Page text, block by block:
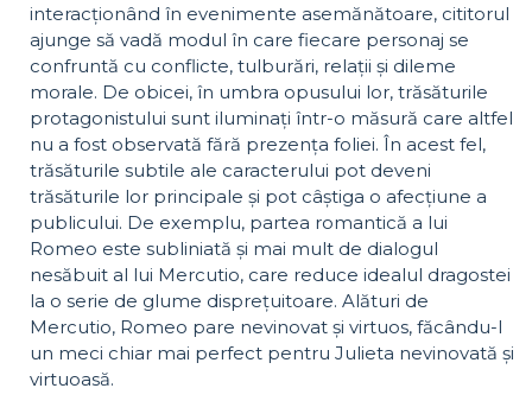
interacționând în evenimente asemănătoare, cititorul
ajunge să vadă modul în care fiecare personaj se
confruntă cu conflicte, tulburări, relații și dileme
morale. De obicei, în umbra opusului lor, trăsăturile
protagonistului sunt iluminați într-o măsură care altfel
nu a fost observată fără prezența foliei. În acest fel,
trăsăturile subtile ale caracterului pot deveni
trăsăturile lor principale și pot câștiga o afecțiune a
publicului. De exemplu, partea romantică a lui
Romeo este subliniată și mai mult de dialogul
nesăbuit al lui Mercutio, care reduce idealul dragostei
la o serie de glume disprețuitoare. Alături de
Mercutio, Romeo pare nevinovat și virtuos, făcându-l
un meci chiar mai perfect pentru Julieta nevinovată și
virtuoasă.